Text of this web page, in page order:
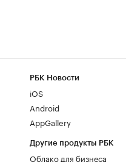
РБК Новости
iOS
Android
AppGallery
Другие продукты РБК
Облако для бизнеса